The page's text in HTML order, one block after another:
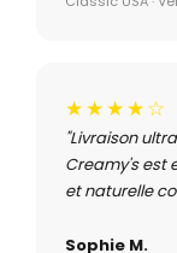
★★★★☆
"Livraison
Creamy's est
et naturelle
Sophie M.